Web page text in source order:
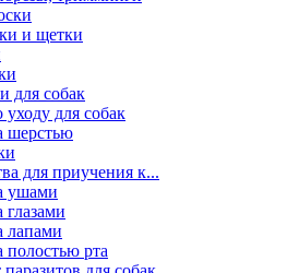
и щетки
для собак
уходу для собак
шерстью
для приучения к...
ушами
глазами
лапами
полостью рта